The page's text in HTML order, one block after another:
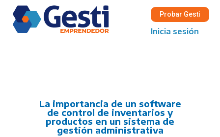
Probar Gesti
Inicia sesión
La importancia de un software
de control de inventarios y
productos en un sistema de
gestión administrativa